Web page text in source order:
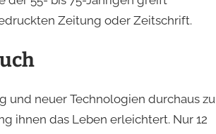
Zeitung oder Zeitschrift.
und neuer Technologien durchaus zu
ihnen das Leben erleichtert. Nur 12